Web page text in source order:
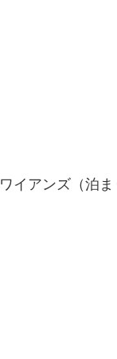
イアンズ（泊ま